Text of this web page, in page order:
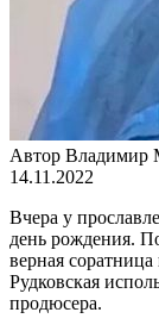
Автор Владимир
14.11.2022
Вчера у
день рождения.
верная
Рудковская
продюсера.